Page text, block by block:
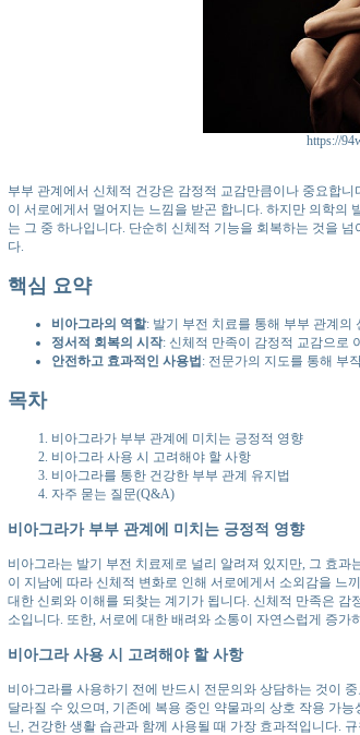
https://
부부 관계에서 신체적 건강은 감정적 교감만큼이나 중요합
이 서로에게서 멀어지는 느낌을 받곤 합니다. 하지만 의학의
는 그 중 하나입니다. 단순히 신체적 기능을 회복하는 것을
다.
핵심 요약
비아그라의 역할: 발기 부전 치료를 통해 부부 관계의
정서적 회복의 시작: 신체적 만족이 감정적 교감으로
안전하고 효과적인 사용법: 전문가의 지도를 통해 부
목차
비아그라가 부부 관계에 미치는 긍정적 영향
비아그라 사용 시 고려해야 할 사항
비아그라를 통한 건강한 부부 관계 유지법
자주 묻는 질문(Q&A)
비아그라가 부부 관계에 미치는 긍정적 영향
비아그라는 발기 부전 치료제로 널리 알려져 있지만, 그 효
이 지남에 따라 신체적 변화로 인해 서로에게서 소외감을 느
대한 신뢰와 이해를 되찾는 계기가 됩니다. 신체적 만족은
소입니다. 또한, 서로에 대한 배려와 소통이 자연스럽게 증가
비아그라 사용 시 고려해야 할 사항
비아그라를 사용하기 전에 반드시 전문의와 상담하는 것이
달라질 수 있으며, 기존에 복용 중인 약물과의 상호 작용 가
닌, 건강한 생활 습관과 함께 사용될 때 가장 효과적입니다.